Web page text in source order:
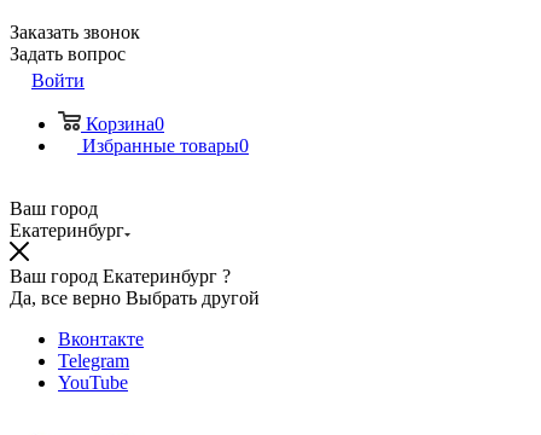
Заказать звонок
Задать вопрос
Войти
Корзина0
Избранные товары0
Ваш город
Екатеринбург
Ваш город Екатеринбург ?
Да, все верно Выбрать другой
Вконтакте
Telegram
YouTube